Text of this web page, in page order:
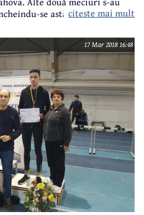
se astăzi, când au avut
o remiză şi trei victorii
citeste mai mult
17 Mar 2018 16:48